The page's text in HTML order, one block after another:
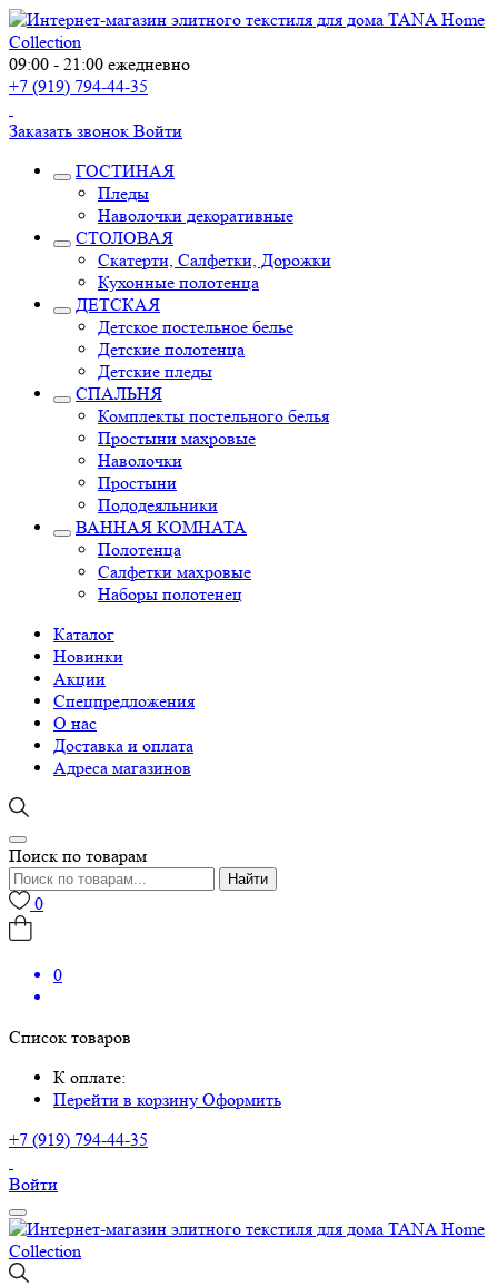
09:00 - 21:00 ежедневно
+7 (919) 794-44-35
Заказать звонок Войти
ГОСТИНАЯ
Пледы
Наволочки декоративные
СТОЛОВАЯ
Скатерти, Салфетки, Дорожки
Кухонные полотенца
ДЕТСКАЯ
Детское постельное белье
Детские полотенца
Детские пледы
СПАЛЬНЯ
Комплекты постельного белья
Простыни махровые
Наволочки
Простыни
Пододеяльники
ВАННАЯ КОМНАТА
Полотенца
Салфетки махровые
Наборы полотенец
Каталог
Новинки
Акции
Спецпредложения
О нас
Доставка и оплата
Адреса магазинов
Поиск по товарам
Найти
0
0
Список товаров
К оплате:
Перейти в корзину Оформить
+7 (919) 794-44-35
Войти